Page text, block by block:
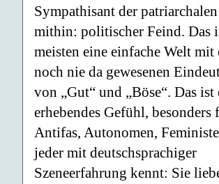
Sympathisant der
mithin: politischer Feind. Das
meisten eine einfache Welt mit
noch nie da gewesenen
von „Gut“ und „Böse“. Das ist
erhebendes Gefühl, besonders
Antifas, Autonomen,
jeder mit deutschsprachiger
Szeneerfahrung kennt: Sie